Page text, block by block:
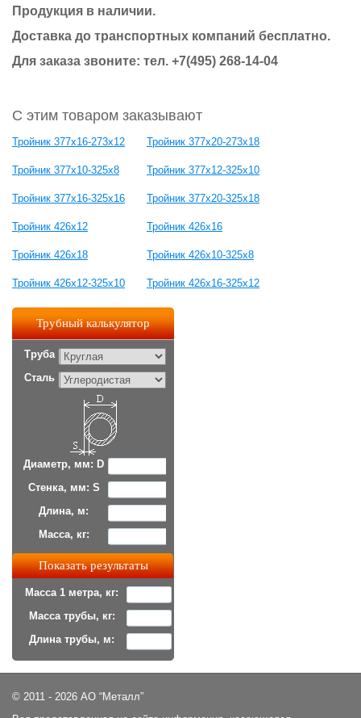
Продукция в наличии.
Доставка до транспортных компаний бесплатно.
Для заказа звоните: тел. +7(495) 268-14-04
С этим товаром заказывают
Тройник 377х16-273х12 Тройник 377х20-273х18
Тройник 377х10-325х8 Тройник 377х12-325х10
Тройник 377х16-325х16 Тройник 377х20-325х18
Тройник 426х12 Тройник 426х16
Тройник 426х18 Тройник 426х10-325х8
Тройник 426х12-325х10 Тройник 426х16-325х12
Трубный калькулятор
Труба
Сталь
Диаметр, мм: D
Стенка, мм: S
Длина, м:
Масса, кг:
Масса 1 метра, кг:
Масса трубы, кг:
Длина трубы, м:
© 2011 - 2026 АО “Металл”